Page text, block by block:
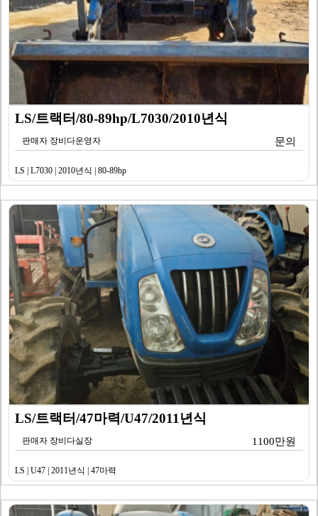
LS/트랙터/80-89hp/L7030/2010년식
판매자 장비다운영자 문의
LS | L7030 | 2010년식 | 80-89hp
LS/트랙터/47마력/U47/2011년식
판매자 장비다실장 1100만원
LS | U47 | 2011년식 | 47마력